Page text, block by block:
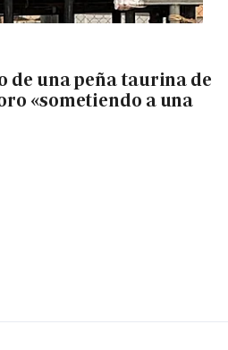
de una peña taurina de
«sometiendo a una